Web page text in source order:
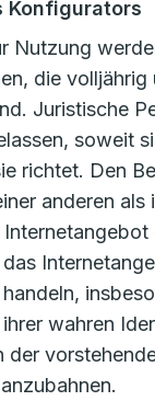
Konfigurators
Nutzung
die
Juristische
soweit
richtet. Den
anderen als
wahren
der